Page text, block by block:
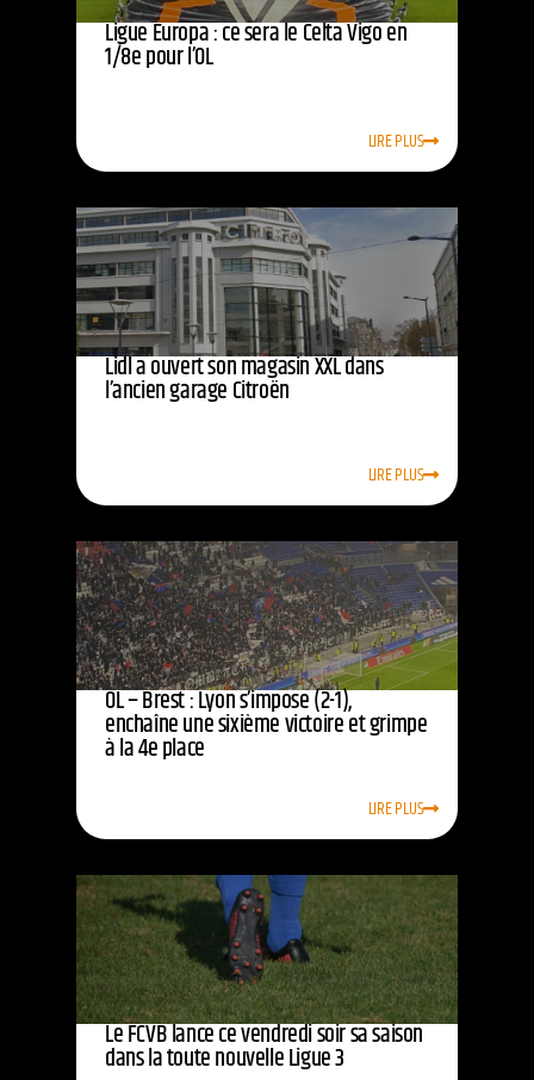
Ligue Europa : ce sera le Celta Vigo en
1/8e pour l’OL
LIRE PLUS
Lidl a ouvert son magasin XXL dans
l’ancien garage Citroën
LIRE PLUS
OL – Brest : Lyon s’impose (2-1),
enchaîne une sixième victoire et grimpe
à la 4e place
LIRE PLUS
Le FCVB lance ce vendredi soir sa saison
dans la toute nouvelle Ligue 3